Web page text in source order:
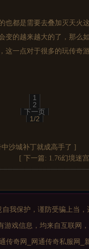
都是需要去叠加灭天火
变的越来越大的了，那么
这一点对于很多的玩传奇
1
2
下一页
1/2
沙城补丁就成高手了 ]
[ 下一篇: 1.76幻境迷
我保护，谨防受骗上当
游戏信息，均来自互联网
传奇网_网通传奇私服网_